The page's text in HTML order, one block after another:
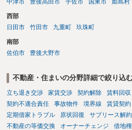
中津市
豊後高田市 宇佐市 国東市 姫島村
西部
日田市
竹田市 九重町 玖珠町
南部
佐伯市
豊後大野市
不動産・住まいの分野詳細で絞り込
立ち退き交渉 家賃交渉 契約解除 賃料回収
契約不適合責任
事故物件 境界線 賃貸契
定期借家トラブル
原状回復 サブリース解約
不動産の等価交換
オーナーチェンジ
借地権